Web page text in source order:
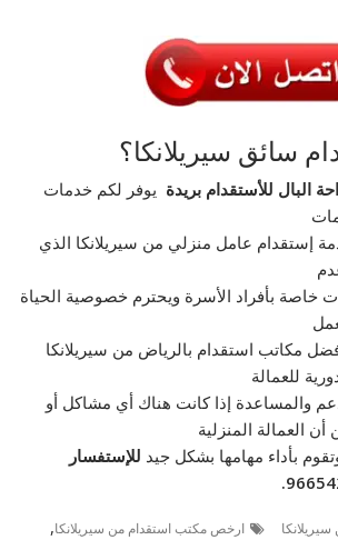
سائق سيريلانكا؟
البال للأستقدام بريدة يوفر لكم خدمات
إستقدام عامل منزلي من سيريلانكا الذي
بأفراد الأسرة ويحترم خصوصية الحياة
مكاتب استقدام بالرياض من سيريلانكا
للعمالة
والمساعدة إذا كانت هناك أي مشاكل أو
العمالة المنزلية
بأداء مهامها بشكل جيد للإستفسار
.
ارخص مكتب استقدام من سيريلانكا,